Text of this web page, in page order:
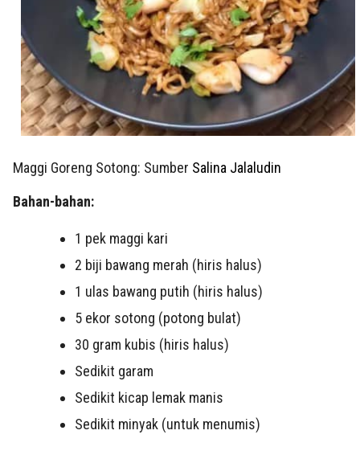
Maggi Goreng Sotong: Sumber Salina Jalaludin
Bahan-bahan:
1 pek maggi kari
2 biji bawang merah (hiris halus)
1 ulas bawang putih (hiris halus)
5ekor sotong (potong bulat)
30 gram kubis (hiris halus)
Sedikit garam
Sedikit kicap lemak manis
Sedikit minyak (untuk menumis)